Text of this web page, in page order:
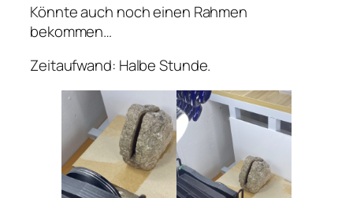
Könnte auch noch einen Rahmen
bekommen…
Zeitaufwand: Halbe Stunde.